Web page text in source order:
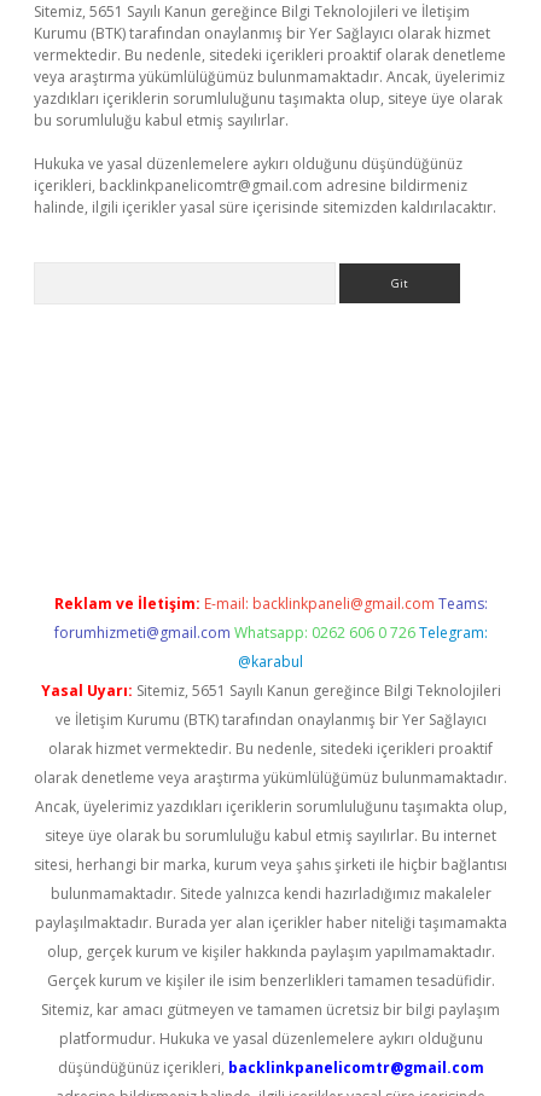
Sitemiz, 5651 Sayılı Kanun gereğince Bilgi Teknolojileri ve İletişim
Kurumu (BTK) tarafından onaylanmış bir Yer Sağlayıcı olarak hizmet
vermektedir. Bu nedenle, sitedeki içerikleri proaktif olarak denetleme
veya araştırma yükümlülüğümüz bulunmamaktadır. Ancak, üyelerimiz
yazdıkları içeriklerin sorumluluğunu taşımakta olup, siteye üye olarak
bu sorumluluğu kabul etmiş sayılırlar.
Hukuka ve yasal düzenlemelere aykırı olduğunu düşündüğünüz
içerikleri, backlinkpanelicomtr@gmail.com adresine bildirmeniz
halinde, ilgili içerikler yasal süre içerisinde sitemizden kaldırılacaktır.
Reklam ve İletişim: E-mail: backlinkpaneli@gmail.com Teams:
forumhizmeti@gmail.com Whatsapp: 0262 606 0 726 Telegram:
@karabul
Yasal Uyarı: Sitemiz, 5651 Sayılı Kanun gereğince Bilgi Teknolojileri
ve İletişim Kurumu (BTK) tarafından onaylanmış bir Yer Sağlayıcı
olarak hizmet vermektedir. Bu nedenle, sitedeki içerikleri proaktif
olarak denetleme veya araştırma yükümlülüğümüz bulunmamaktadır.
Ancak, üyelerimiz yazdıkları içeriklerin sorumluluğunu taşımakta olup,
siteye üye olarak bu sorumluluğu kabul etmiş sayılırlar. Bu internet
sitesi, herhangi bir marka, kurum veya şahıs şirketi ile hiçbir bağlantısı
bulunmamaktadır. Sitede yalnızca kendi hazırladığımız makaleler
paylaşılmaktadır. Burada yer alan içerikler haber niteliği taşımamakta
olup, gerçek kurum ve kişiler hakkında paylaşım yapılmamaktadır.
Gerçek kurum ve kişiler ile isim benzerlikleri tamamen tesadüfidir.
Sitemiz, kar amacı gütmeyen ve tamamen ücretsiz bir bilgi paylaşım
platformudur. Hukuka ve yasal düzenlemelere aykırı olduğunu
düşündüğünüz içerikleri, backlinkpanelicomtr@gmail.com